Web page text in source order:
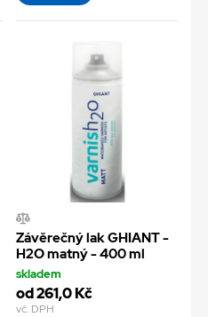
Závěrečný lak GHIANT -
H2O matný - 400 ml
skladem
od 261,0 Kč
vč. DPH